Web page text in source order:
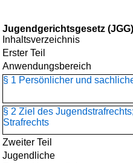
Jugendgerichtsgesetz (JGG)
Inhaltsverzeichnis
Erster Teil
Anwendungsbereich
§ 1 Persönlicher und
§ 2 Ziel des
Strafrechts
Zweiter Teil
Jugendliche